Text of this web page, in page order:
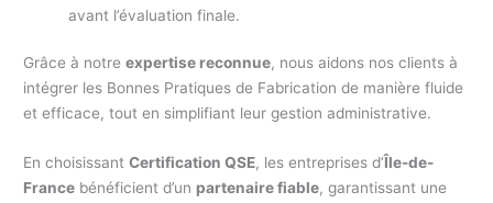
avant l’évaluation finale.
Grâce à notreexpertise reconnue, nous aidons nos clients à
intégrer les Bonnes Pratiques de Fabrication de manière fluide
et efficace, tout en simplifiant leur gestion administrative.
En choisissantCertification QSE, les entreprises d’Île-de-
France bénéficient d’un partenaire fiable, garantissant une